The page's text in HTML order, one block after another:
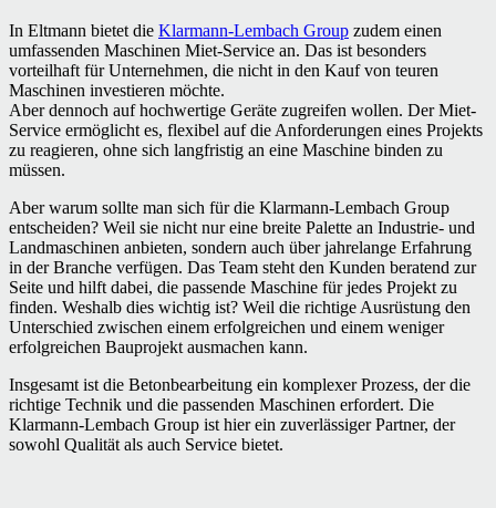
In Eltmann bietet die Klarmann-Lembach Group zudem einen
umfassenden Maschinen Miet-Service an. Das ist besonders
vorteilhaft für Unternehmen, die nicht in den Kauf von teuren
Maschinen investieren möchte.
Aber dennoch auf hochwertige Geräte zugreifen wollen. Der Miet-
Service ermöglicht es, flexibel auf die Anforderungen eines Projekts
zu reagieren, ohne sich langfristig an eine Maschine binden zu
müssen.
Aber warum sollte man sich für die Klarmann-Lembach Group
entscheiden? Weil sie nicht nur eine breite Palette an Industrie- und
Landmaschinen anbieten, sondern auch über jahrelange Erfahrung
in der Branche verfügen. Das Team steht den Kunden beratend zur
Seite und hilft dabei, die passende Maschine für jedes Projekt zu
finden. Weshalb dies wichtig ist? Weil die richtige Ausrüstung den
Unterschied zwischen einem erfolgreichen und einem weniger
erfolgreichen Bauprojekt ausmachen kann.
Insgesamt ist die Betonbearbeitung ein komplexer Prozess, der die
richtige Technik und die passenden Maschinen erfordert. Die
Klarmann-Lembach Group ist hier ein zuverlässiger Partner, der
sowohl Qualität als auch Service bietet.